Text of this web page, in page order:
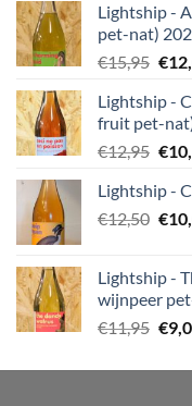
Lightship -
pet-nat)
€15,95
was:
€
Lightship -
fruit pet-
€12,95
was:
€
Lightship -
€12,50 €
Lightship -
wijnpeer
€11,95
was:
€